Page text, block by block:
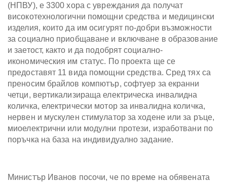
(НПВУ), е 3300 хора с увреждания да получат
високотехнологични помощни средства и медицински
изделия, които да им осигурят по-добри възможности
за социално приобщаване и включване в образование
и заетост, както и да подобрят социално-
икономическия им статус. По проекта ще се
предоставят 11 вида помощни средства. Сред тях са
преносим брайлов компютър, софтуер за екранни
четци, вертикализираща електрическа инвалидна
количка, електрически мотор за инвалидна количка,
нервен и мускулен стимулатор за ходене или за ръце,
миоелектрични или модулни протези, изработвани по
поръчка на база на индивидуално задание.
Министър Иванов посочи, че по време на обявената